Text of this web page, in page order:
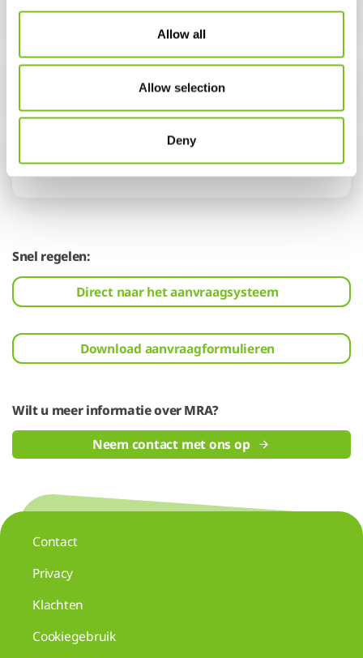
Allow all
Allow selection
Deny
Easy Comfort
ProSomnus EVO
Snel regelen:
Direct naar het aanvraagsysteem
Download aanvraagformulieren
Wilt u meer informatie over MRA?
Neem contact met ons op
Contact
Privacy
Klachten
Cookiegebruik